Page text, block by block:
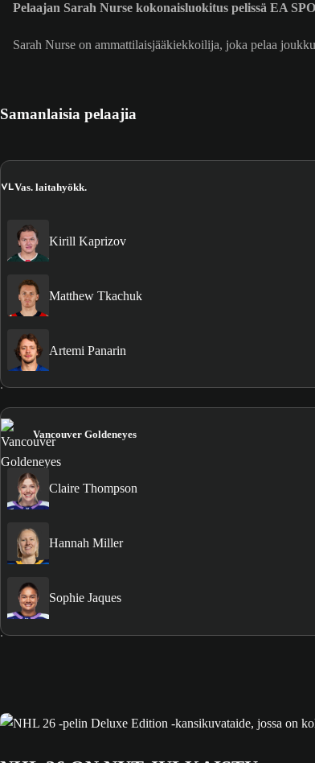
Pelaajan Sarah Nurse kokonaisluokitus pelissä EA
Sarah Nurse on ammattilaisjääkiekkoilija, joka pelaa
Samanlaisia pelaajia
VLVas. laitahyökk.
Kirill Kaprizov
Matthew Tkachuk
Artemi Panarin
Vancouver Goldeneyes
Claire Thompson
Hannah Miller
Sophie Jaques